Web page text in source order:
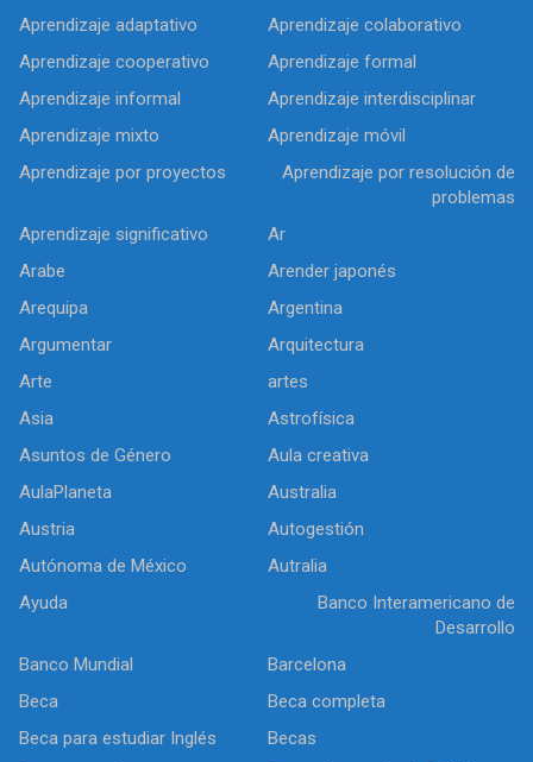
Aprendizaje adaptativo
Aprendizaje colaborativo
Aprendizaje cooperativo
Aprendizaje formal
Aprendizaje informal
Aprendizaje interdisciplinar
Aprendizaje mixto
Aprendizaje móvil
Aprendizaje por proyectos
Aprendizaje por resolución de
problemas
Aprendizaje significativo
Ar
Arabe
Arender japonés
Arequipa
Argentina
Argumentar
Arquitectura
Arte
artes
Asia
Astrofísica
Asuntos de Género
Aula creativa
AulaPlaneta
Australia
Austria
Autogestión
Autónoma de México
Autralia
Ayuda
Banco Interamericano de
Desarrollo
Banco Mundial
Barcelona
Beca
Beca completa
Beca para estudiar Inglés
Becas